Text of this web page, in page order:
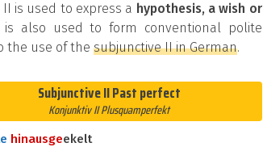
is used to express a hypothesis, a wish or
is also used to form conventional polite
the use of the subjunctive II in German.
Subjunctive II Past perfect
Konjunktiv II Plusquamperfekt
hinausgeekelt